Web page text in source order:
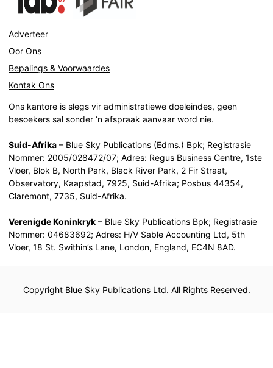
Adverteer
Oor Ons
Bepalings & Voorwaardes
Kontak Ons
Ons kantore is slegs vir administratiewe doeleindes, geen
besoekers sal sonder ‘n afspraak aanvaar word nie.
Suid-Afrika – Blue Sky Publications (Edms.) Bpk; Registrasie
Nommer: 2005/028472/07; Adres: Regus Business Centre, 1ste
Vloer, Blok B, North Park, Black River Park, 2 Fir Straat,
Observatory, Kaapstad, 7925, Suid-Afrika; Posbus 44354,
Claremont, 7735, Suid-Afrika.
Verenigde Koninkryk – Blue Sky Publications Bpk; Registrasie
Nommer: 04683692; Adres: H/V Sable Accounting Ltd, 5th
Vloer, 18 St. Swithin’s Lane, London, England, EC4N 8AD.
Copyright Blue Sky Publications Ltd. All Rights Reserved.